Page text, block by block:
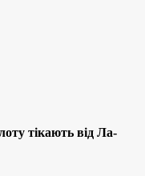
тікають від Ла-